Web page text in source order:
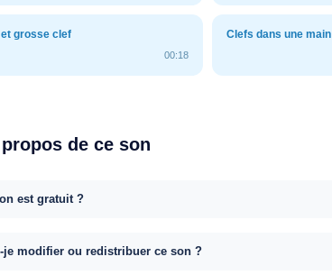
grosse clef
00:18
Clefs dans une main
propos de ce son
est gratuit ?
je modifier ou redistribuer ce son ?